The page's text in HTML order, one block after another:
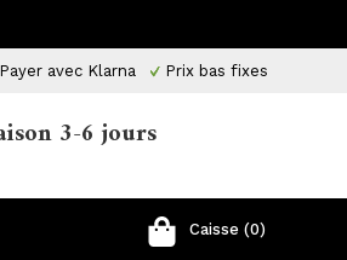
Payer avec Klarna Prix ​​bas fixes
3-6 jours
Caisse (0)